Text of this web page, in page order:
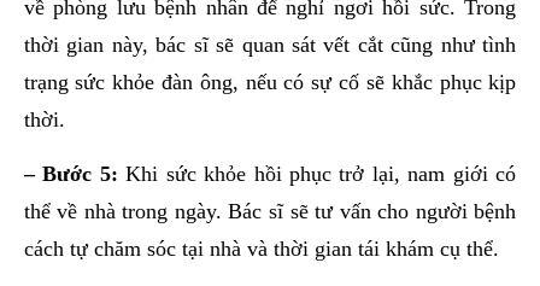
về phòng lưu bệnh nhân để nghỉ ngơi hồi sức. Trong
thời gian này, bác sĩ sẽ quan sát vết cắt cũng như tình
trạng sức khỏe đàn ông, nếu có sự cố sẽ khắc phục kịp
thời.
– Bước 5:Khi sức khỏe hồi phục trở lại, nam giới có
thể về nhà trong ngày. Bác sĩ sẽ tư vấn cho người bệnh
cách tự chăm sóc tại nhà và thời gian tái khám cụ thể.